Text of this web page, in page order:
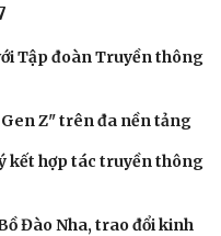
Tập đoàn Truyền thông
Gen Z" trên đa nền tảng
kết hợp tác truyền thông
Đào Nha, trao đổi kinh